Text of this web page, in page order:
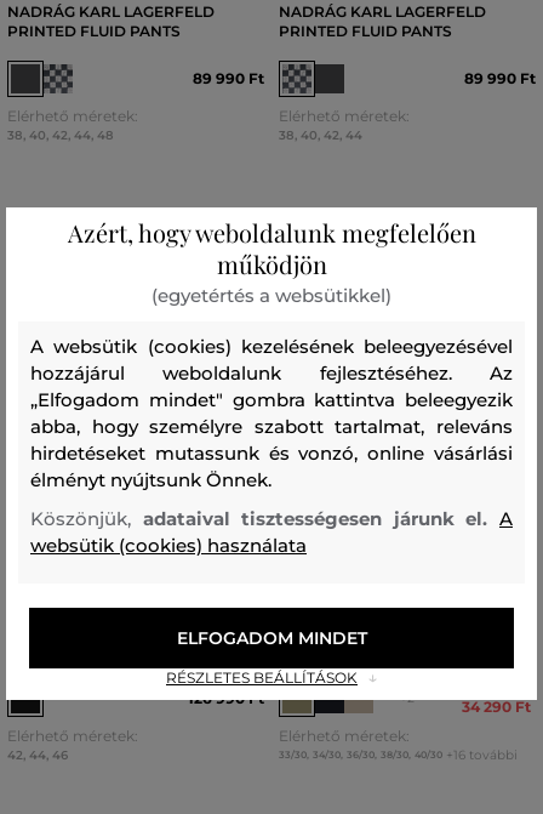
NADRÁG KARL LAGERFELD
PRINTED FLUID PANTS
89 990 Ft
Elérhető méretek:
38, 40, 42, 44, 48
NADRÁG KARL LAGERFELD
PRINTED FLUID PANTS
89 990 Ft
Elérhető méretek:
38, 40, 42, 44
ÚJDONSÁG
NADRÁG KARL LAGERFELD FAUX
126 990 Ft
Elérhető méretek:
42, 44, 46
NADRÁG CAMEL ACTIVE CASUAL
+2
34 290 Ft
Elérhető méretek:
33/30, 34/30, 36/30, 38/30, 40/30 +16 további
Azért, hogy weboldalunk megfelelően
működjön
(egyetértés a websütikkel)
A websütik (cookies) kezelésének beleegyezésével
hozzájárul weboldalunk fejlesztéséhez. Az
„Elfogadom mindet" gombra kattintva beleegyezik
abba, hogy személyre szabott tartalmat, releváns
hirdetéseket mutassunk és vonzó, online vásárlási
élményt nyújtsunk Önnek.
Köszönjük, adataival tisztességesen járunk el.A
websütik (cookies) használata
RÉSZLETES BEÁLLÍTÁSOK
ELFOGADOM MINDET